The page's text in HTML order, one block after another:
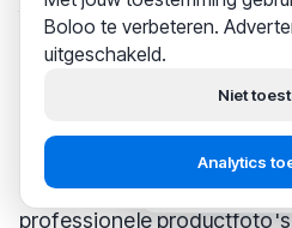
€1,50 per stuk (inclusief
per verkoop - een marge
optimaliseren met
professionele
Start gratis
Boloo te verbeteren.
uitgeschakeld.
Niet
Analytics